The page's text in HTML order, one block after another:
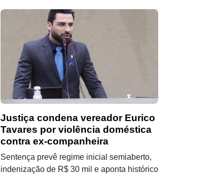
Justiça condena vereador Eurico
Tavares por violência doméstica
contra ex-companheira
Sentença prevê regime inicial semiaberto,
indenização de R$ 30 mil e aponta histórico